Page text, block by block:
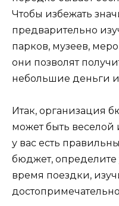
Чтобы избежать
предварительно
парков, музеев,
они позволят
небольшие деньги
Итак, организация
может быть веселой
у вас есть
бюджет,
время поездки,